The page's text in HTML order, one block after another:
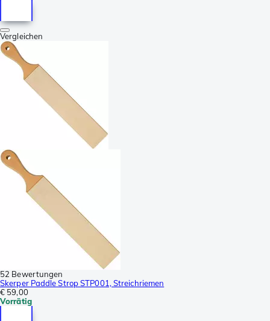
Vergleichen
52 Bewertungen
Skerper Paddle Strop STP001, Streichriemen
€ 59,00
Vorrätig